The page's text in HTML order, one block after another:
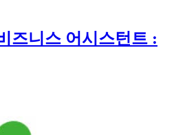
즈니스 어시스턴트 :